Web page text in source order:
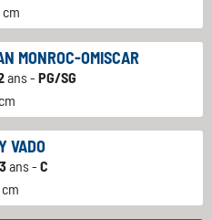
MONROC-OMISCAR
ans - PG/SG
VADO
ans - C